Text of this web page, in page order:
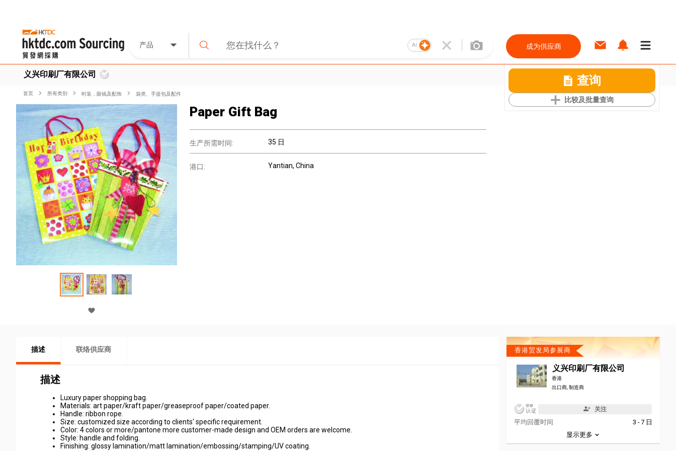
产品 AI 成为供应商
义兴印刷厂有限公司 查询
比较及批量查询
首页 所有类別 时装，眼镜及配饰 袋类、手提包及配件
Paper Gift Bag
生产所需时间: 35 日
港口: Yantian, China
描述 联络供应商
描述
Luxury paper shopping bag.
Materials: art paper/kraft paper/greaseproof paper/coated paper.
Handle: ribbon rope.
Size: customized size according to clients' specific requirement.
Color: 4 colors or more/pantone more customer-made design and OEM orders are welcome.
Style: handle and folding.
Finishing: glossy lamination/matt lamination/embossing/stamping/UV coating.
香港贸发局参展商
义兴印刷厂有限公司
香港
出口商, 制造商
关注
平均回覆时间
3 - 7 日
显示更多